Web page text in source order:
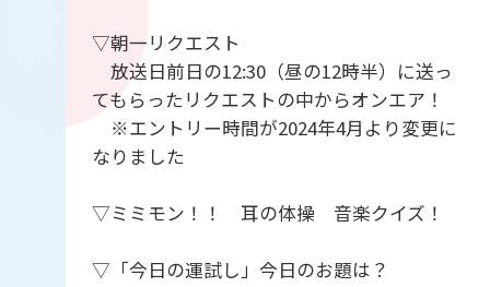
▽朝一リクエスト
放送日前日の12:30（昼の12時半）に送っ
てもらったリクエストの中からオンエア！
※エントリー時間が2024年4月より変更に
なりました
▽ミミモン！！ 耳の体操 音楽クイズ！
▽「今日の運試し」今日のお題は？